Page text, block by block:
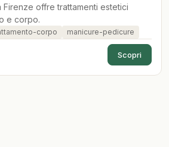
offre trattamenti estetici
e corpo.
corpo manicure-pedicure
Scopri